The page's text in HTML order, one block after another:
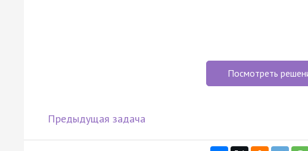
Посмотреть
Предыдущая задача